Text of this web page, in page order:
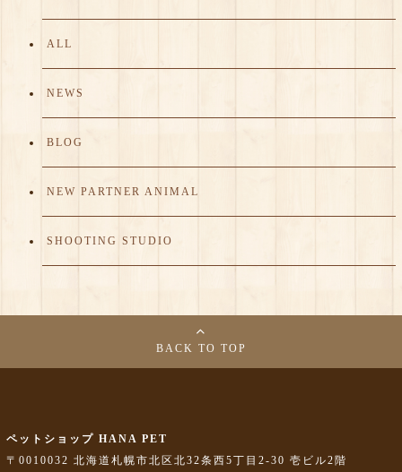
ALL
NEWS
BLOG
NEW PARTNER ANIMAL
SHOOTING STUDIO
BACK TO TOP
ペットショップ HANA PET
〒0010032 北海道札幌市北区北32条西5丁目2-30 壱ビル2階